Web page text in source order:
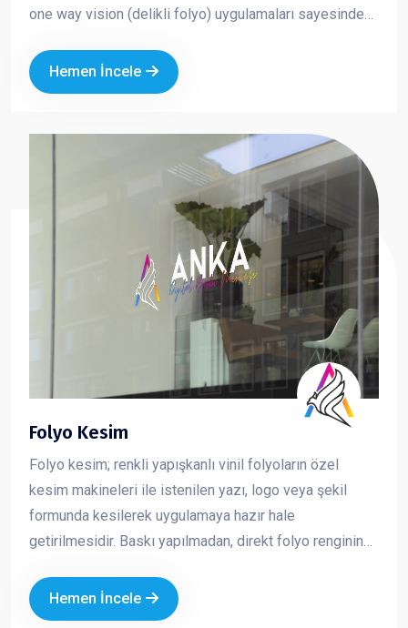
one way vision (delikli folyo) uygulamaları sayesinde
mahremiyet ve güneş kontrolü sağlayabilirsiniz.
Hemen İncele
Folyo Kesim
Folyo kesim; renkli yapışkanlı vinil folyoların özel
kesim makineleri ile istenilen yazı, logo veya şekil
formunda kesilerek uygulamaya hazır hale
getirilmesidir. Baskı yapılmadan, direkt folyo renginin
görünüm sunar. Özellikle cam, vitrin, araç ve tabela
uygulamalarında tercih edilen folyo kesim, markanızın
Hemen İncele